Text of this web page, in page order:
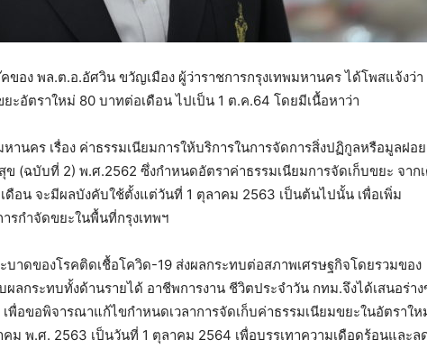
คของ พล.ต.อ.อัศวิน ขวัญเมือง ผู้ว่าราชการกรุงเทพมหานคร ได้โพสแจ้งว่า
ะอัตราใหม่ 80 บาทต่อเดือน ไปเป็น 1 ต.ค.64 โดยมีเนื้อหาว่า
านคร เรื่อง ค่าธรรมเนียมการให้บริการในการจัดการสิ่งปฏิกูลหรือมูลฝอ
(ฉบับที่ 2) พ.ศ.2562 ซึ่งกำหนดอัตราค่าธรรมเนียมการจัดเก็บขยะ จาก
ดือน จะมีผลบังคับใช้ตั้งแต่วันที่ 1 ตุลาคม 2563 เป็นต้นไปนั้น เพื่อเพิ่ม
รกำจัดขยะในพื้นที่กรุงเทพฯ
าดของโรคติดเชื้อโควิด-19 ส่งผลกระทบต่อสภาพเศรษฐกิจโดยรวมของ
ลกระทบทั้งด้านรายได้ อาชีพการงาน ชีวิตประจำวัน กทม.จึงได้เสนอร่าง
อขอพิจารณาแก้ไขกำหนดเวลาการจัดเก็บค่าธรรมเนียมขยะในอัตราให
ม พ.ศ. 2563 เป็นวันที่ 1 ตุลาคม 2564 เพื่อบรรเทาความเดือดร้อนและล